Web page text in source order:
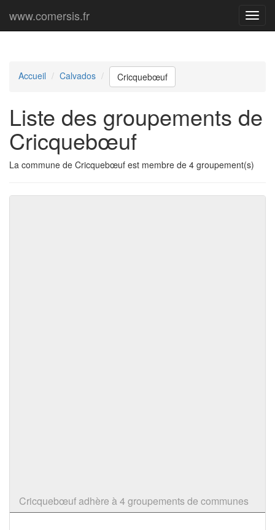
Menu
www.comersis.fr
Accueil Calvados Cricquebœuf
Liste des groupements de
Cricquebœuf
La commune de Cricquebœuf est membre de 4 groupement(s)
Cricquebœuf adhère à 4 groupements de communes